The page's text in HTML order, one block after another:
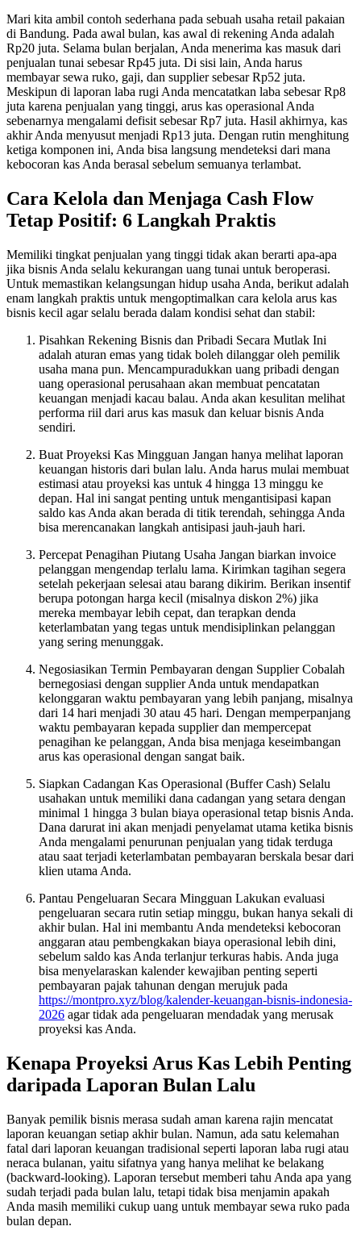
Mari kita ambil contoh sederhana pada sebuah usaha retail pakaian
di Bandung. Pada awal bulan, kas awal di rekening Anda adalah
Rp20 juta. Selama bulan berjalan, Anda menerima kas masuk dari
penjualan tunai sebesar Rp45 juta. Di sisi lain, Anda harus
membayar sewa ruko, gaji, dan supplier sebesar Rp52 juta.
Meskipun di laporan laba rugi Anda mencatatkan laba sebesar Rp8
juta karena penjualan yang tinggi, arus kas operasional Anda
sebenarnya mengalami defisit sebesar Rp7 juta. Hasil akhirnya, kas
akhir Anda menyusut menjadi Rp13 juta. Dengan rutin menghitung
ketiga komponen ini, Anda bisa langsung mendeteksi dari mana
kebocoran kas Anda berasal sebelum semuanya terlambat.
Cara Kelola dan Menjaga Cash Flow
Tetap Positif: 6 Langkah Praktis
Memiliki tingkat penjualan yang tinggi tidak akan berarti apa-apa
jika bisnis Anda selalu kekurangan uang tunai untuk beroperasi.
Untuk memastikan kelangsungan hidup usaha Anda, berikut adalah
enam langkah praktis untuk mengoptimalkan cara kelola arus kas
bisnis kecil agar selalu berada dalam kondisi sehat dan stabil:
Pisahkan Rekening Bisnis dan Pribadi Secara Mutlak Ini
adalah aturan emas yang tidak boleh dilanggar oleh pemilik
usaha mana pun. Mencampuradukkan uang pribadi dengan
uang operasional perusahaan akan membuat pencatatan
keuangan menjadi kacau balau. Anda akan kesulitan melihat
performa riil dari arus kas masuk dan keluar bisnis Anda
sendiri.
Buat Proyeksi Kas Mingguan Jangan hanya melihat laporan
keuangan historis dari bulan lalu. Anda harus mulai membuat
estimasi atau proyeksi kas untuk 4 hingga 13 minggu ke
depan. Hal ini sangat penting untuk mengantisipasi kapan
saldo kas Anda akan berada di titik terendah, sehingga Anda
bisa merencanakan langkah antisipasi jauh-jauh hari.
Percepat Penagihan Piutang Usaha Jangan biarkan invoice
pelanggan mengendap terlalu lama. Kirimkan tagihan segera
setelah pekerjaan selesai atau barang dikirim. Berikan insentif
berupa potongan harga kecil (misalnya diskon 2%) jika
mereka membayar lebih cepat, dan terapkan denda
keterlambatan yang tegas untuk mendisiplinkan pelanggan
yang sering menunggak.
Negosiasikan Termin Pembayaran dengan Supplier Cobalah
bernegosiasi dengan supplier Anda untuk mendapatkan
kelonggaran waktu pembayaran yang lebih panjang, misalnya
dari 14 hari menjadi 30 atau 45 hari. Dengan memperpanjang
waktu pembayaran kepada supplier dan mempercepat
penagihan ke pelanggan, Anda bisa menjaga keseimbangan
arus kas operasional dengan sangat baik.
Siapkan Cadangan Kas Operasional (Buffer Cash) Selalu
usahakan untuk memiliki dana cadangan yang setara dengan
minimal 1 hingga 3 bulan biaya operasional tetap bisnis Anda.
Dana darurat ini akan menjadi penyelamat utama ketika bisnis
Anda mengalami penurunan penjualan yang tidak terduga
atau saat terjadi keterlambatan pembayaran berskala besar dari
klien utama Anda.
Pantau Pengeluaran Secara Mingguan Lakukan evaluasi
pengeluaran secara rutin setiap minggu, bukan hanya sekali di
akhir bulan. Hal ini membantu Anda mendeteksi kebocoran
anggaran atau pembengkakan biaya operasional lebih dini,
sebelum saldo kas Anda terlanjur terkuras habis. Anda juga
bisa menyelaraskan kalender kewajiban penting seperti
pembayaran pajak tahunan dengan merujuk pada
https://montpro.xyz/blog/kalender-keuangan-bisnis-indonesia-
2026 agar tidak ada pengeluaran mendadak yang merusak
proyeksi kas Anda.
Kenapa Proyeksi Arus Kas Lebih Penting
daripada Laporan Bulan Lalu
Banyak pemilik bisnis merasa sudah aman karena rajin mencatat
laporan keuangan setiap akhir bulan. Namun, ada satu kelemahan
fatal dari laporan keuangan tradisional seperti laporan laba rugi atau
neraca bulanan, yaitu sifatnya yang hanya melihat ke belakang
(backward-looking). Laporan tersebut memberi tahu Anda apa yang
sudah terjadi pada bulan lalu, tetapi tidak bisa menjamin apakah
Anda masih memiliki cukup uang untuk membayar sewa ruko pada
bulan depan.